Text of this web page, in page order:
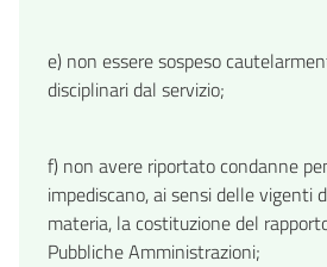
e) non essere sospeso
disciplinari dal servizio;
f) non avere riportato condanne
impediscano, ai sensi delle vigenti
materia, la costituzione del
Pubbliche Amministrazioni;